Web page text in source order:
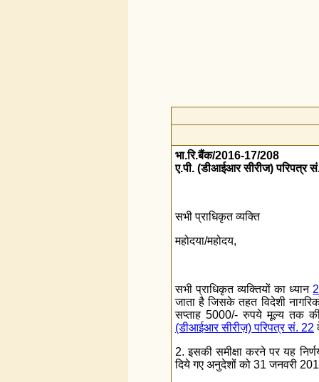
भा.रि.बैंक/2016-17/208
ए.पी. (डीआईआर सीरीज) परिपत्र
सभी प्राधिकृत व्यक्ति
महोदया/महोदय,
सभी प्राधिकृत व्यक्तियों का ध्यान
जाता है जिसके तहत विदेशी
सप्ताह 5000/- रुपये मूल्य तक
(डीआईआर सीरीज़) परिपत्र सं. 22
2. इसकी समीक्षा करने पर यह
दिये गए अनुदेशों को 31 जनवरी